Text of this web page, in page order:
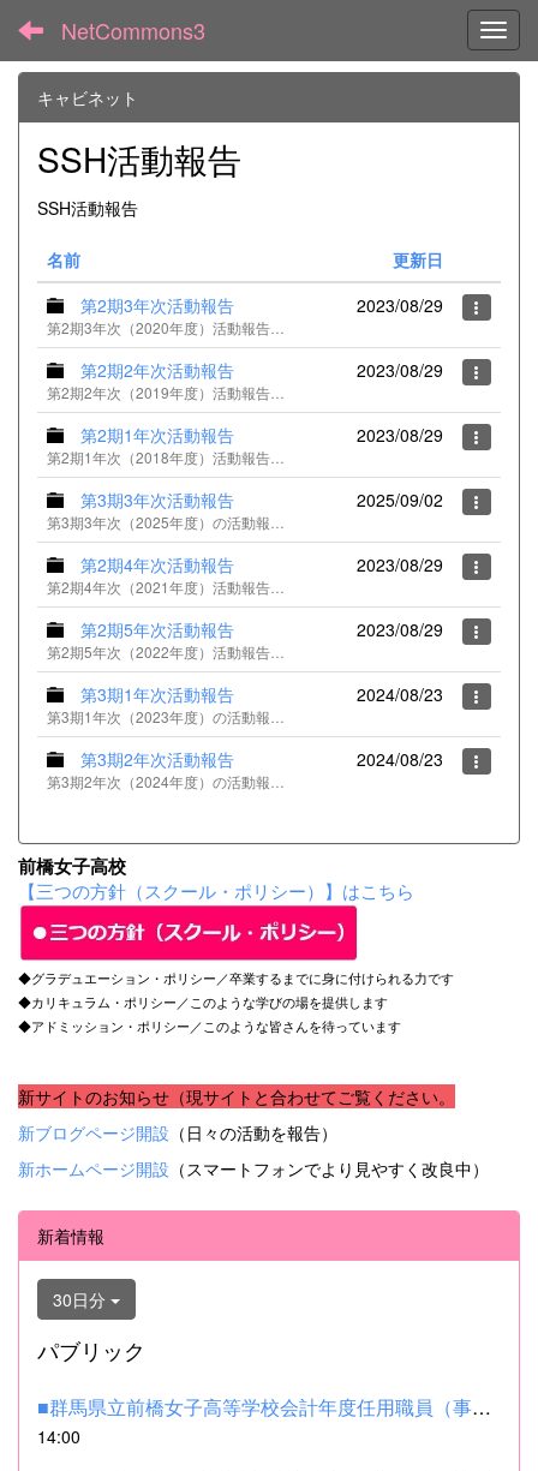
NetCommons3
キャビネット
SSH活動報告
SSH活動報告
名前
更新日
第2期3年次活動報告
2023/08/29
第2期2年次活動報告 2023/08/29
第2期1年次活動報告 2023/08/29
第3期3年次活動報告 2025/09/02
第2期4年次活動報告 2023/08/29
第2期5年次活動報告 2023/08/29
第3期1年次活動報告 2024/08/23
第3期2年次活動報告 2024/08/23
前橋女子高校
【三つの方針（スクール・ポリシー）】はこちら
◆グラデュエーション・ポリシー／卒業するまでに身に付けられる力です
◆カリキュラム・ポリシー／このような学びの場を提供します
◆アドミッション・ポリシー／このような皆さんを待っています
新サイトのお知らせ（現サイトと合わせてご覧ください。
新ブログページ開設 （日々の活動を報告）
新ホームページ開設 （スマートフォンでより見やすく改良中）
新着情報
30日分
パブリック
■群馬県立前橋女子高等学校会計年度任用職員（事務補助職）の募集...
14:00